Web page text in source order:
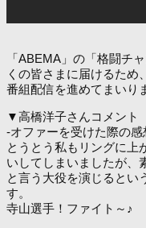
「ABEMA」の「格闘チ
くの皆さまに届けるため
番組配信を進めてまいり
▼高橋洋子さんコメント
-オファーを受けた際の感
とうとう私もリングに上
いしてしまいましたが、
と言う大役を演じるとい
す。
寺山選手！ファイト～♪